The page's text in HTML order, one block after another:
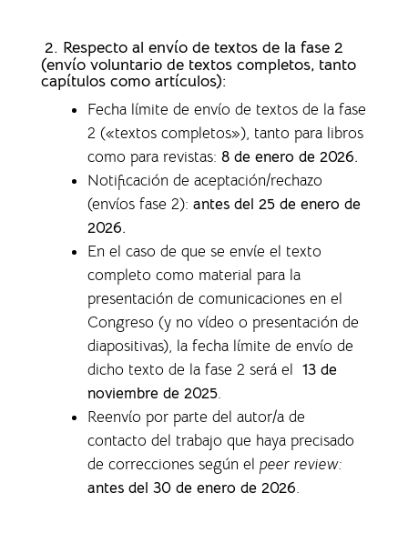
2. Respecto al envío de textos de la fase 2
(envío voluntario de textos completos, tanto
capítulos como artículos):
Fecha límite de envío de textos de la fase
2 («textos completos»), tanto para libros
como para revistas: 8 de enero de 2026.
Notificación de aceptación/rechazo
(envíos fase 2): antes del 25 de enero de
2026.
En el caso de que se envíe el texto
completo como material para la
presentación de comunicaciones en el
Congreso (y no vídeo o presentación de
diapositivas), la fecha límite de envío de
dicho texto de la fase 2 será el 13 de
noviembre de 2025.
Reenvío por parte del autor/a de
contacto del trabajo que haya precisado
de correcciones según el peer review:
antes del 30 de enero de 2026.